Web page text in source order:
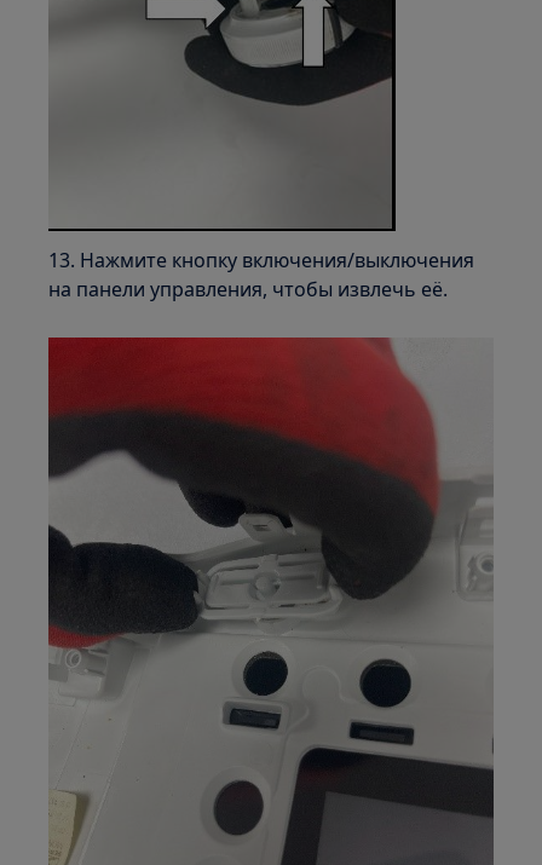
13. Нажмите кнопку включения/выключения
на панели управления, чтобы извлечь её.